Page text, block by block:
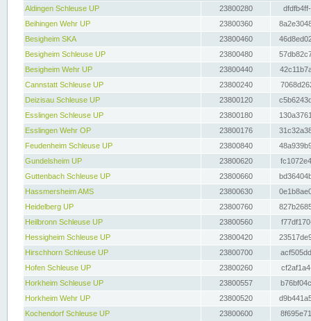
Aldingen Schleuse UP
23800280
Beihingen Wehr UP
23800360
Besigheim SKA
23800460
Besigheim Schleuse UP
23800480
Besigheim Wehr UP
23800440
Cannstatt Schleuse UP
23800240
Deizisau Schleuse UP
23800120
Esslingen Schleuse UP
23800180
Esslingen Wehr OP
23800176
Feudenheim Schleuse UP
23800840
Gundelsheim UP
23800620
Guttenbach Schleuse UP
23800660
Hassmersheim AMS
23800630
Heidelberg UP
23800760
Heilbronn Schleuse UP
23800560
Hessigheim Schleuse UP
23800420
Hirschhorn Schleuse UP
23800700
Hofen Schleuse UP
23800260
Horkheim Schleuse UP
23800557
Horkheim Wehr UP
23800520
Kochendorf Schleuse UP
23800600